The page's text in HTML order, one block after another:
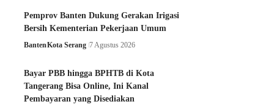
Pemprov Banten Dukung Gerakan Irigasi
Bersih Kementerian Pekerjaan Umum
BantenKota Serang 7 Agustus 2026
Bayar PBB hingga BPHTB di Kota
Tangerang Bisa Online, Ini Kanal
Pembayaran yang Disediakan